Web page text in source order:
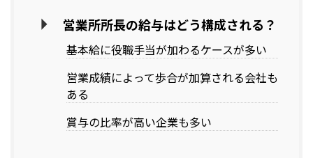
営業所所長の給与はどう構成される？
基本給に役職手当が加わるケースが多い
営業成績によって歩合が加算される会社も
ある
賞与の比率が高い企業も多い